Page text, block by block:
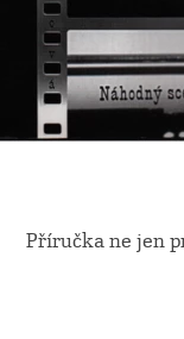
Příručka ne jen